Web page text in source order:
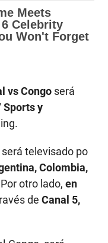
vs Congo será
Sports y
será televisado po
Colombia,
Por otro lado, en
de Canal 5,